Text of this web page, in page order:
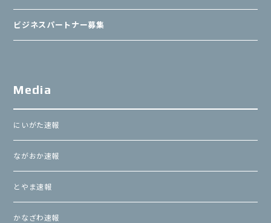
ビジネスパートナー募集
Media
にいがた速報
ながおか速報
とやま速報
かなざわ速報